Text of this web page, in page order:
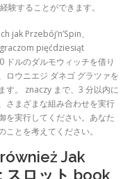
験することができます。
jak Przebój’n’Spin、
pięćdziesiąt
ルのダルモウィッチを借り
ロウニエジ ダネゴ グラツァを
す。 znaczy まで、3 分以内に
さまざまな組み合わせを実行
を実行してください。あなた
とを考えてください。
Jak
スロット book